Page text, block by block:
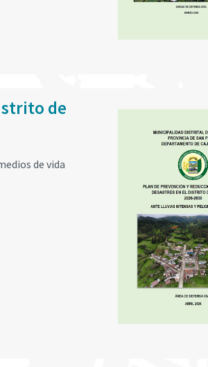
de
de vida